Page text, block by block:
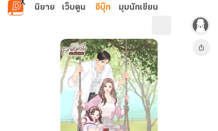
ข้ามไปยังเนื้อหาหลัก
นิยาย เว็บตูน อีบุ๊ก มุมนักเขียน